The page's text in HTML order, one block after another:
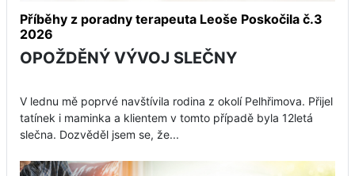
Příběhy z poradny terapeuta Leoše Poskočila č.3
2026
OPOŽDĚNÝ VÝVOJ SLEČNY
V lednu mě poprvé navštívila rodina z okolí Pelhřimova. Přijel
tatínek i maminka a klientem v tomto případě byla 12letá
slečna. Dozvěděl jsem se, že...